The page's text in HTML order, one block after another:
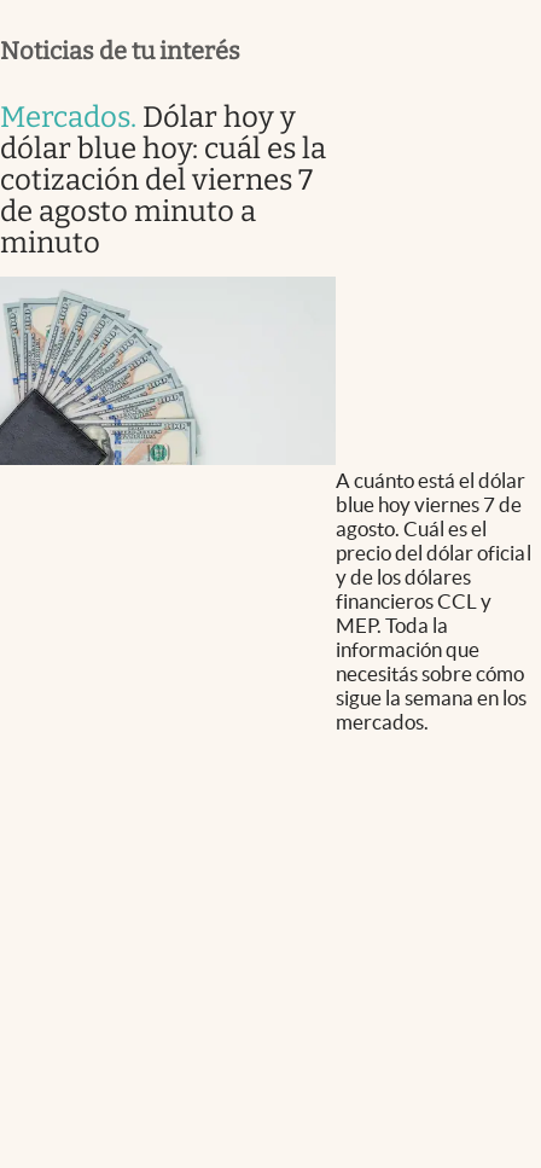
Noticias de tu interés
Mercados. Dólar hoy y
dólar blue hoy: cuál es la
cotización del viernes 7
de agosto minuto a
minuto
A cuánto está el dólar
blue hoy viernes 7 de
agosto. Cuál es el
precio del dólar oficial
y de los dólares
financieros CCL y
MEP. Toda la
información que
necesitás sobre cómo
sigue la semana en los
mercados.